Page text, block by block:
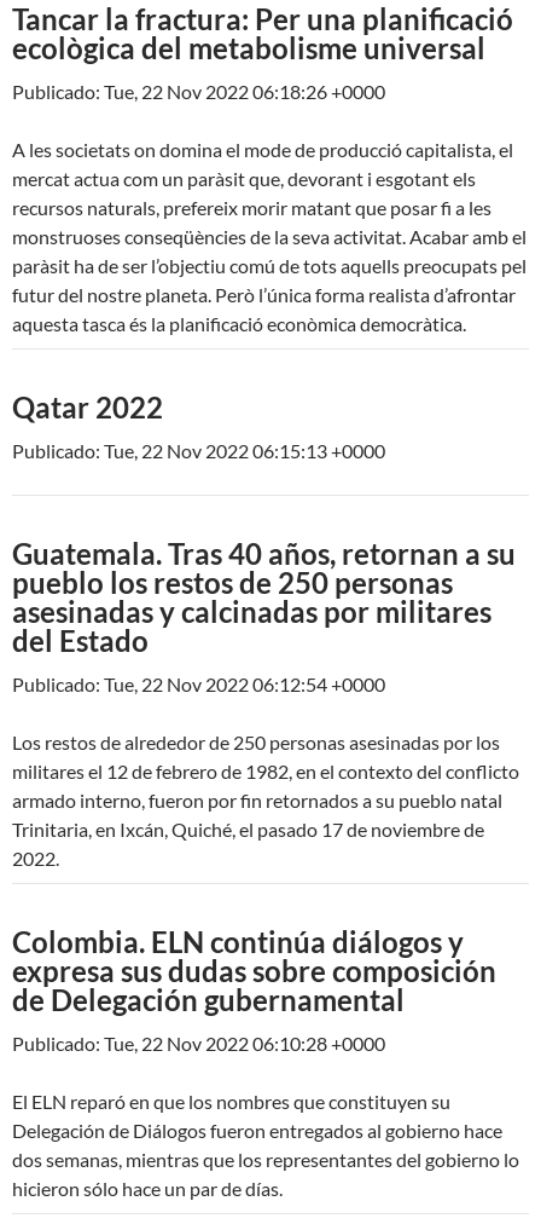
Tancar la fractura: Per una planificació
ecològica del metabolisme universal
Publicado: Tue, 22 Nov 2022 06:18:26 +0000
A les societats on domina el mode de producció capitalista, el
mercat actua com un paràsit que, devorant i esgotant els
recursos naturals, prefereix morir matant que posar fi a les
monstruoses conseqüències de la seva activitat. Acabar amb el
paràsit ha de ser l’objectiu comú de tots aquells preocupats pel
futur del nostre planeta. Però l’única forma realista d’afrontar
aquesta tasca és la planificació econòmica democràtica.
Qatar 2022
Publicado: Tue, 22 Nov 2022 06:15:13 +0000
Guatemala. Tras 40 años, retornan a su
pueblo los restos de 250 personas
asesinadas y calcinadas por militares
del Estado
Publicado: Tue, 22 Nov 2022 06:12:54 +0000
Los restos de alrededor de 250 personas asesinadas por los
militares el 12 de febrero de 1982, en el contexto del conflicto
armado interno, fueron por fin retornados a su pueblo natal
Trinitaria, en Ixcán, Quiché, el pasado 17 de noviembre de
2022.
Colombia. ELN continúa diálogos y
expresa sus dudas sobre composición
de Delegación gubernamental
Publicado: Tue, 22 Nov 2022 06:10:28 +0000
El ELN reparó en que los nombres que constituyen su
Delegación de Diálogos fueron entregados al gobierno hace
dos semanas, mientras que los representantes del gobierno lo
hicieron sólo hace un par de días.